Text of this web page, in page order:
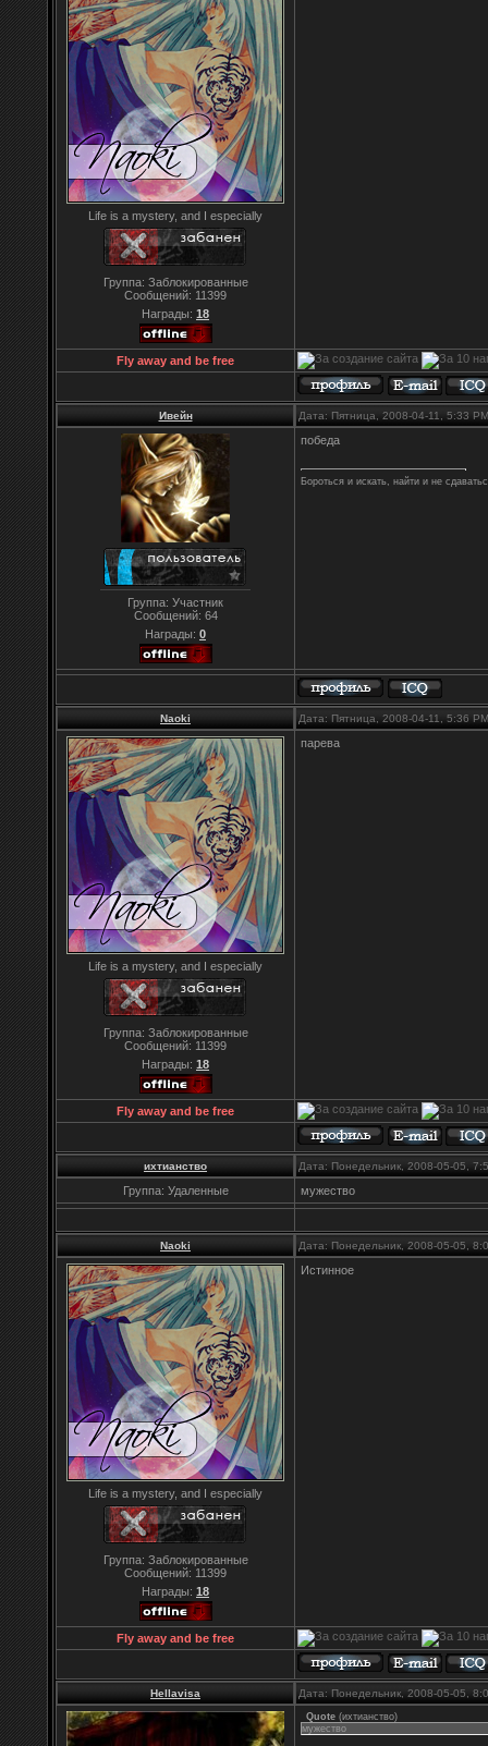
Life is a mystery, and I especially
Группа: Заблокированные
Сообщений: 11399
Награды: 18
Fly away and be free
Ивейн Дата: Пятница, 2008-04-11, 5:33
Группа: Участник
Сообщений: 64
Награды: 0
победа
Бороться и искать, найти и не
Naoki Дата: Пятница, 2008-04-11, 5:36
Life is a mystery, and I especially
Группа: Заблокированные
Сообщений: 11399
Награды: 18
парева
Fly away and be free
ихтианство Дата: Понедельник, 2008-05-05,
Группа: Удаленные мужество
Naoki Дата: Понедельник, 2008-05-05,
Life is a mystery, and I especially
Группа: Заблокированные
Сообщений: 11399
Награды: 18
Истинное
Fly away and be free
Hellavisa Дата: Понедельник, 2008-05-05,
Quote (ихтианство)
мужество